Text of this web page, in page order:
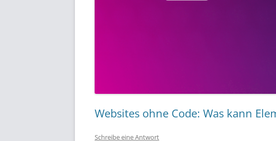
Websites ohne Code: Was kann
Schreibe eine Antwort